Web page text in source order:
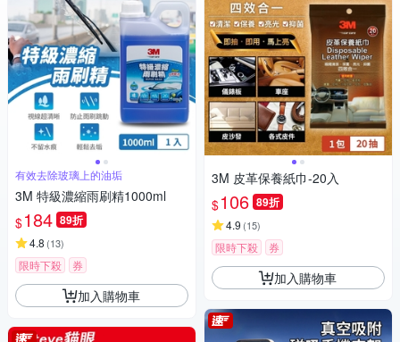
有效去除玻璃上的油垢
3M 特級濃縮雨刷精1000ml
$184 89折
4.8 (13)
限時下殺 券
加入購物車
3M 皮革保養紙巾-20入
$106 89折
4.9 (15)
限時下殺 券
加入購物車